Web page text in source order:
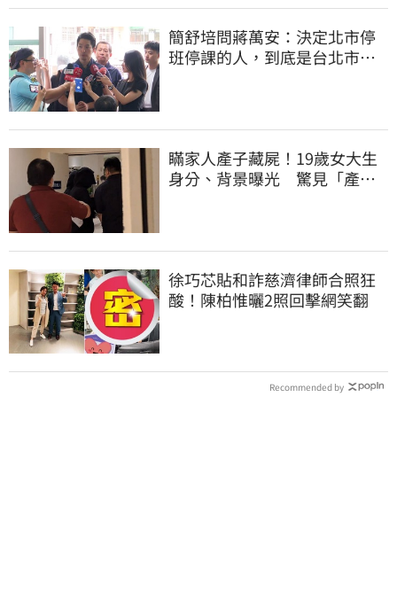
簡舒培問蔣萬安：決定北市停
班停課的人，到底是台北市
瞞家人產子藏屍！19歲女大生
身分、背景曝光 驚見「產檢
徐巧芯貼和詐慈濟律師合照狂
酸！陳柏惟曬2照回擊網笑翻
Recommended by